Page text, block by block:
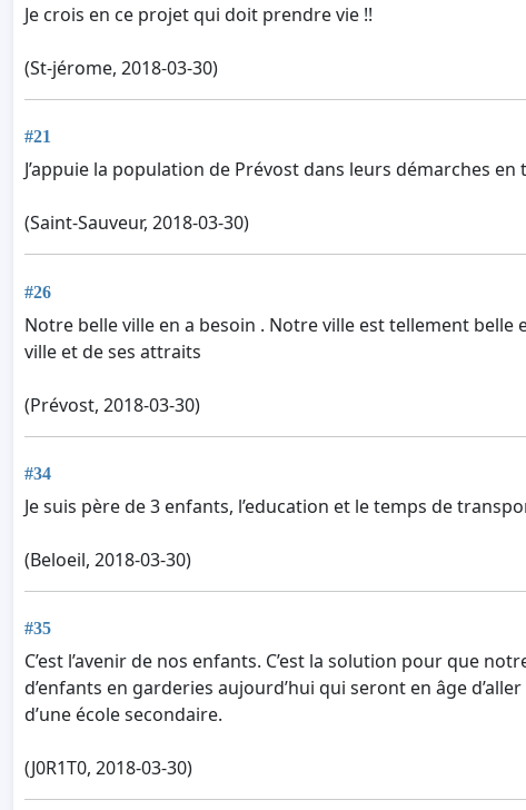
Je crois en ce projet qui doit prendre vie !!
(St-jérome, 2018-03-30)
#21
J’appuie la population de Prévost dans leurs démarches
(Saint-Sauveur, 2018-03-30)
#26
Notre belle ville en a besoin . Notre ville est tellement
ville et de ses attraits
(Prévost, 2018-03-30)
#34
Je suis père de 3 enfants, l’education et le temps de
(Beloeil, 2018-03-30)
#35
C’est l’avenir de nos enfants. C’est la solution pour que
d’enfants en garderies aujourd’hui qui seront en âge
d’une école secondaire.
(J0R1T0, 2018-03-30)